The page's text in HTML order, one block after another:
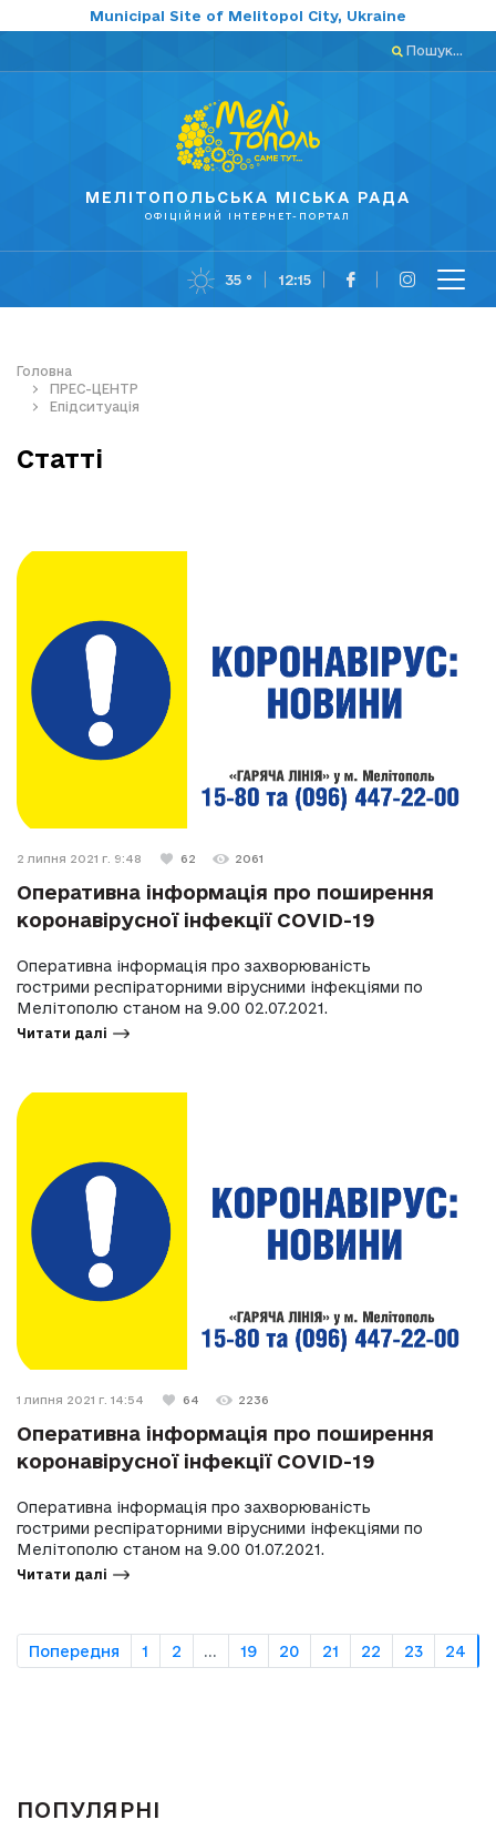
Municipal Site of Melitopol City, Ukraine
Пошук...
МЕЛІТОПОЛЬСЬКА МІСЬКА РАДА
ОФІЦІЙНИЙ ІНТЕРНЕТ-ПОРТАЛ
35 ° 12:15
Головна
ПРЕС-ЦЕНТР
Епідситуація
Статті
2 липня 2021 г. 9:48 62 2061
Оперативна інформація про поширення
коронавірусної інфекції COVID-19
Оперативна інформація про захворюваність
гострими респіраторними вірусними інфекціями по
Мелітополю станом на 9.00 02.07.2021.
Читати далі
1 липня 2021 г. 14:54 64 2236
Оперативна інформація про поширення
коронавірусної інфекції COVID-19
Оперативна інформація про захворюваність
гострими респіраторними вірусними інфекціями по
Мелітополю станом на 9.00 01.07.2021.
Читати далі
Попередня 1 2 ... 19 20 21 22 23 24
ПОПУЛЯРНІ